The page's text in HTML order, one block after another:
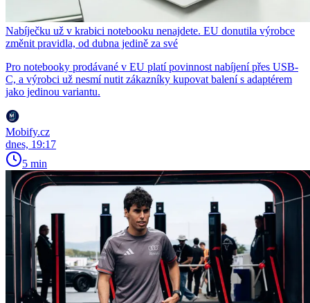
Nabíječku už v krabici notebooku nenajdete. EU donutila výrobce
změnit pravidla, od dubna jedině za své
Pro notebooky prodávané v EU platí povinnost nabíjení přes USB-
C, a výrobci už nesmí nutit zákazníky kupovat balení s adaptérem
jako jedinou variantu.
Mobify.cz
dnes, 19:17
5 min